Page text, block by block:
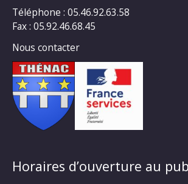
Téléphone : 05.46.92.63.58
Fax : 05.92.46.68.45
Nous contacter
Horaires d’ouverture au